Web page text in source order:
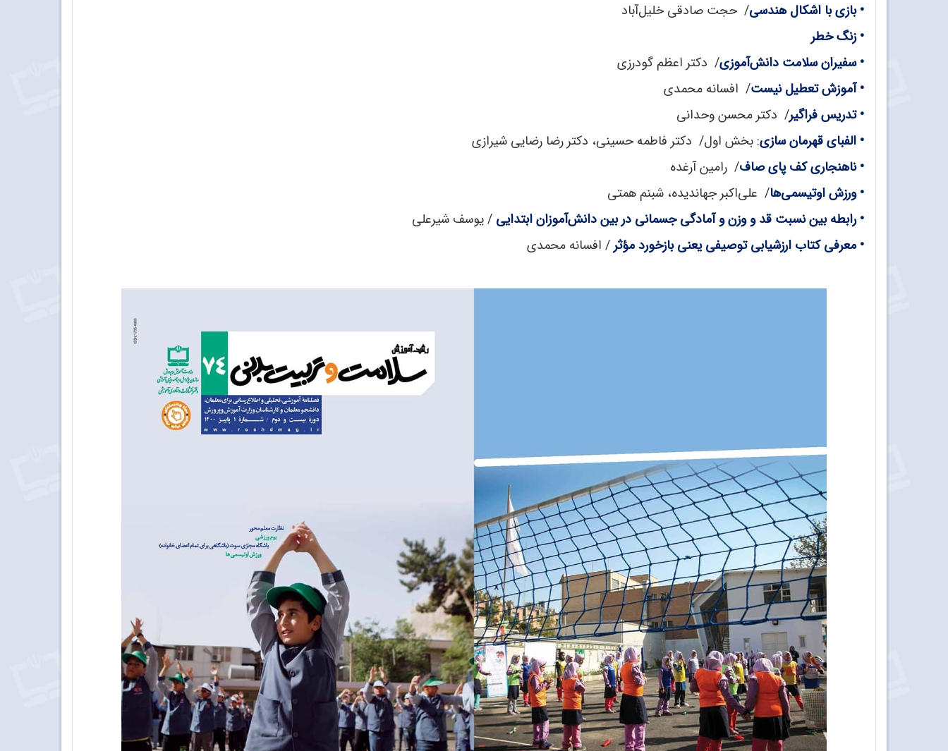
•بازی با اشکال هندسی/ حجت صادقی خلیل‌آباد
•زنگ خطر
•سفیران سلامت دانش‌آموزی/ دکتر اعظم گودرزی
•آموزش تعطیل نیست/ افسانه محمدی
•تدریس فراگیر/ دکتر محسن وحدانی
• الفبای قهرمان سازی: بخش اول/ دکتر فاطمه حسینی، دکتر رضا رضایی شیرازی
•ناهنجاری کف پای صاف/ رامین آرغده
•ورزش اوتیسمی‌ها/ علی‌اکبر جهاندیده، شبنم همتی
•رابطه بین نسبت قد و وزن و آمادگی جسمانی در بین دانش‌آموزان ابتدایی / یوسف شیرعلی
• معرفی کتاب ارزشیابی توصیفی یعنی بازخورد مؤثر/ افسانه محمدی